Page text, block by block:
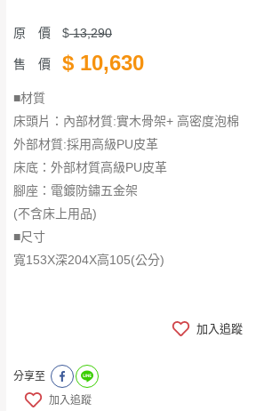
原 價 $13,290
售 價 $ 10,630
■材質
床頭片：內部材質:實木骨架+ 高密度泡棉
外部材質:採用高級PU皮革
床底：外部材質高級PU皮革
腳座：電鍍防鏽五金架
(不含床上用品)
■尺寸
寬153X深204X高105(公分)
加入追蹤
分享至
加入追蹤